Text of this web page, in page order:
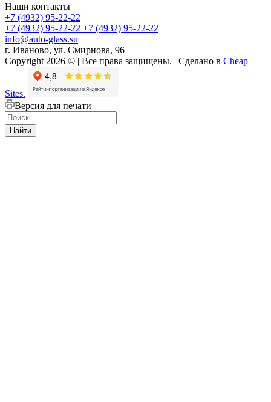
Наши контакты
+7 (4932) 95-22-22
+7 (4932) 95-22-22 +7 (4932) 95-22-22
info@auto-glass.su
г. Иваново, ул. Смирнова, 96
Copyright 2026 © | Все права защищены. | Сделано в Cheap
Sites.
Версия для печати
Найти